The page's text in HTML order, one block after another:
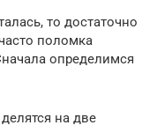
то достаточно
поломка
определимся
на две